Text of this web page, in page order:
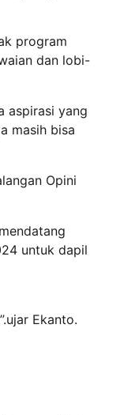
program
dan lobi-
aspirasi yang
masih bisa
Opini
untuk dapil
Ekanto.